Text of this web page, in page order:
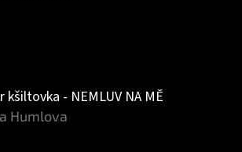
kšiltovka - NEMLUV NA MĚ
produktu je 5 z 5 hvězdiček.
Humlova